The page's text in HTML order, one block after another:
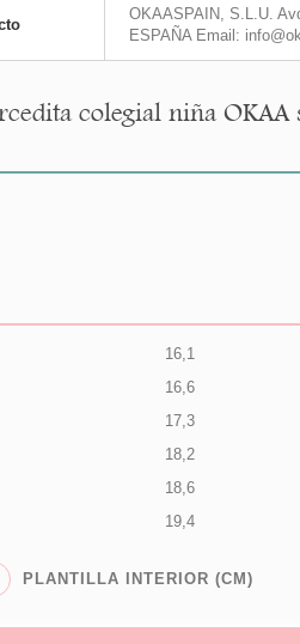
OKAASPAIN, S.L.U.
ESPAÑA Email:
colegial niña
16,1
16,6
17,3
18,2
18,6
19,4
PLANTILLA INTERIOR (CM)